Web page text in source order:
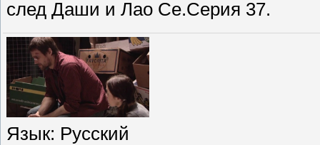
след Даши и Лао Се.Серия 37.
Язык: Русский